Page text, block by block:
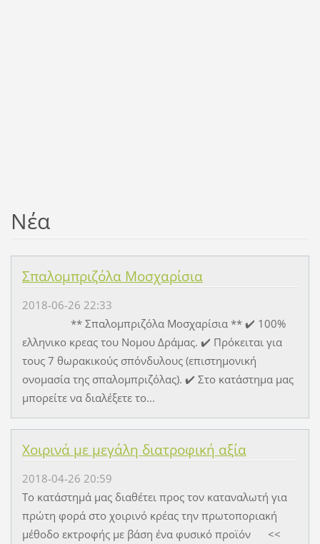
Νέα
Σπαλομπριζόλα Μοσχαρίσια
2018-06-26 22:33
** Σπαλομπριζόλα Μοσχαρίσια ** ✔️ 100%
ελληνικο κρεας του Νομου Δράμας. ✔️ Πρόκειται για
τους 7 θωρακικούς σπόνδυλους (επιστημονική
ονομασία της σπαλομπριζόλας). ✔️ Στο κατάστημα μας
μπορείτε να διαλέξετε το...
Χοιρινά με μεγάλη διατροφική αξία
2018-04-26 20:59
Το κατάστημά μας διαθέτει προς τον καταναλωτή για
πρώτη φορά στο χοιρινό κρέας την πρωτοποριακή
μέθοδο εκτροφής με βάση ένα φυσικό προϊόν <<